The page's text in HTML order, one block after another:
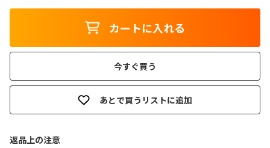
カートに入れる
今すぐ買う
あとで買うリストに追加
返品上の注意